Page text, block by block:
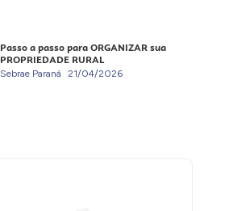
Passo a passo para ORGANIZAR sua
PROPRIEDADE RURAL
Sebrae Paraná 21/04/2026